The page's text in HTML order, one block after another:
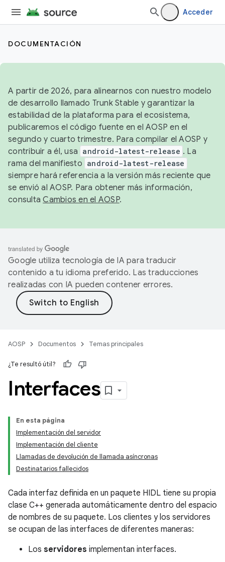
Acceder
DOCUMENTACIÓN
A partir de 2026, para alinearnos con nuestro modelo
de desarrollo llamado Trunk Stable y garantizar la
estabilidad de la plataforma para el ecosistema,
publicaremos el código fuente en el AOSP en el
segundo y cuarto trimestre. Para compilar el AOSP y
contribuir a él, usa android-latest-release . La
rama del manifiesto android-latest-release
siempre hará referencia a la versión más reciente que
se envió al AOSP. Para obtener más información,
consultaCambios en el AOSP.
Google utiliza tecnología de IA para traducir
contenido a tu idioma preferido. Las traducciones
realizadas con IA pueden contener errores.
AOSP Documentos Temas principales
¿Te resultó útil?
Interfaces
En esta página
Implementación del servidor
Implementación del cliente
Llamadas de devolución de llamada asíncronas
Destinatarios fallecidos
Cada interfaz definida en un paquete HIDL tiene su propia
clase C++ generada automáticamente dentro del espacio
de nombres de su paquete. Los clientes y los servidores
se ocupan de las interfaces de diferentes maneras:
Los servidores implementan interfaces.